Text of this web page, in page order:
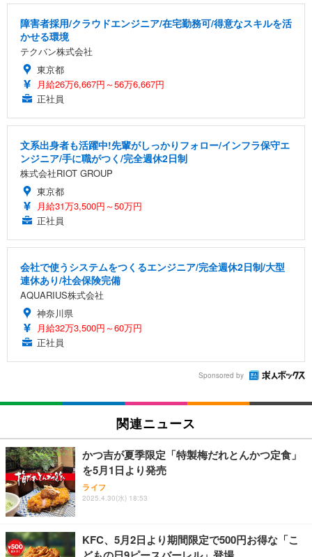
障害者採用/クラウドエンジニア/在宅勤務可/得意なスキルを活
かせる環境
テクバン株式会社
東京都
月給26万6,667円～56万6,667円
正社員
文系出身者も活躍中!先輩がしっかりフォロー/インフラ保守エ
ンジニア/手に職がつく/完全週休2日制
株式会社RIOT GROUP
東京都
月給31万3,500円～50万円
正社員
会社で使うシステムをつくるエンジニア/完全週休2日制/大型
連休あり/社会保険完備
AQUARIUS株式会社
神奈川県
月給32万3,500円～60万円
正社員
Sponsored by
関連ニュース
かつ吉が夏季限定「特製梅だれとんかつ定食」
を5月1日より発売
ライフ
2025.4.30(水) 18:53
KFC、5月2日より期間限定で500円お得な「こ